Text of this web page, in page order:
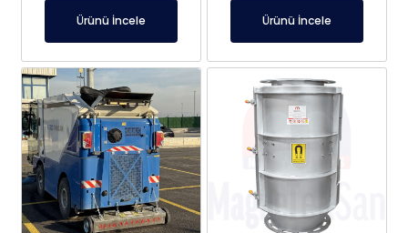
Ürünü İncele Ürünü İncele